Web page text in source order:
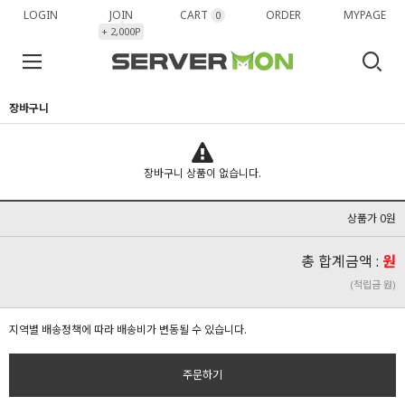
LOGIN JOIN
+ 2,000P
CART 0 ORDER MYPAGE
장바구니
장바구니 상품이 없습니다.
상품가 0원
총 합계금액 : 원
(적립금 원)
지역별 배송정책에 따라 배송비가 변동될 수 있습니다.
주문하기